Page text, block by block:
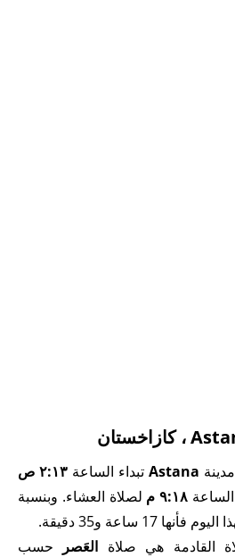
Astana تبداء الساعة ٢:١٣ ص
٩:١٨ م
لصلاة العشاء. وبنسبة
ساعة و35 دقيقة.
القادمة هي صلاة العَصر
حسب